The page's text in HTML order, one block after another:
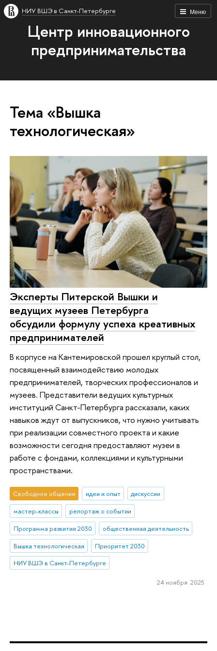
Меню
НИУ ВШЭ в Санкт-Петербурге
Центр инновационного
предпринимательства
Тема «Вышка
технологическая»
Эксперты Питерской Вышки и
ведущих музеев Петербурга
обсудили формулу успеха креативных
предпринимателей
В корпусе на Кантемировской прошел круглый стол,
посвященный взаимодействию молодых
предпринимателей, творческих профессионалов и
музеев. Представители ведущих культурных
институций Санкт-Петербурга рассказали, каких
навыков ждут от выпускников, что нужно учитывать
при реализации совместного проекта и какие
возможности сегодня предоставляют музеи в
работе с фондами, коллекциями и культурными
пространствами.
Свободное общение идеи и опыт
дискуссии
мастер-классы
репортаж о событии
Программа развития 2030
общественная деятельность
Вышка технологическая
Приоритет 2030
НИУ ВШЭ в Санкт-Петербурге
24 ноября 2025